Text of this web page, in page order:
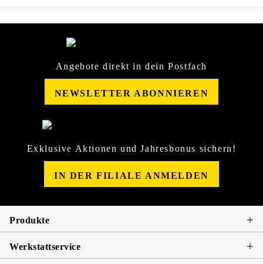
Angebote direkt in dein Postfach
NEWSLETTER ABONNIEREN
Exklusive Aktionen und Jahresbonus sichern!
IN DER FILIALE ANMELDEN
Produkte
Werkstattservice